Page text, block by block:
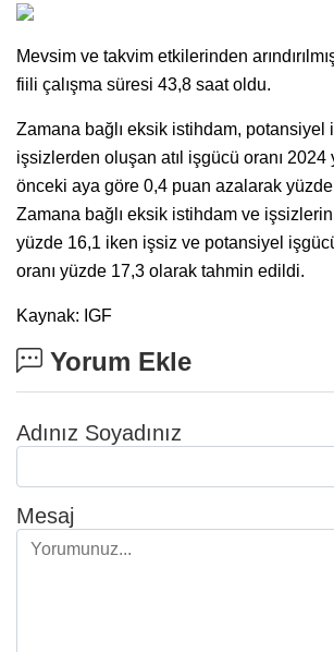
Mevsim ve takvim etkilerinden
fiili çalışma süresi 43,8 saat oldu.
Zamana bağlı eksik istihdam, potansiyel
işsizlerden oluşan atıl işgücü oranı 2024
önceki aya göre 0,4 puan azalarak
Zamana bağlı eksik istihdam ve
yüzde 16,1 iken işsiz ve potansiyel
oranı yüzde 17,3 olarak tahmin edildi.
Kaynak: IGF
Yorum Ekle
Adınız Soyadınız
Mesaj